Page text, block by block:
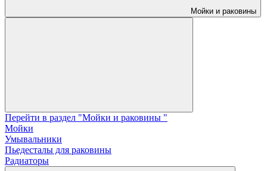
Мойки и раковины
Перейти в раздел "Мойки и раковины "
Мойки
Умывальники
Пьедесталы для раковины
Радиаторы